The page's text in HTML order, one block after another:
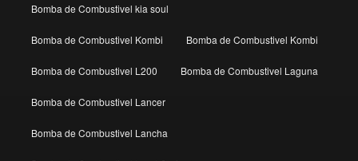
Bomba de Combustivel kia soul
Bomba de Combustivel Kombi Bomba de Combustivel Kombi
Bomba de Combustivel L200 Bomba de Combustivel Laguna
Bomba de Combustivel Lancer
Bomba de Combustivel Lancha